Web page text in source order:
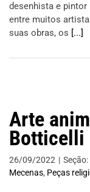
desenhista e
entre muitos
suas obras, os [...]
Arte
Botticelli
26/09/2022 | Seção:
Mecenas, Peças